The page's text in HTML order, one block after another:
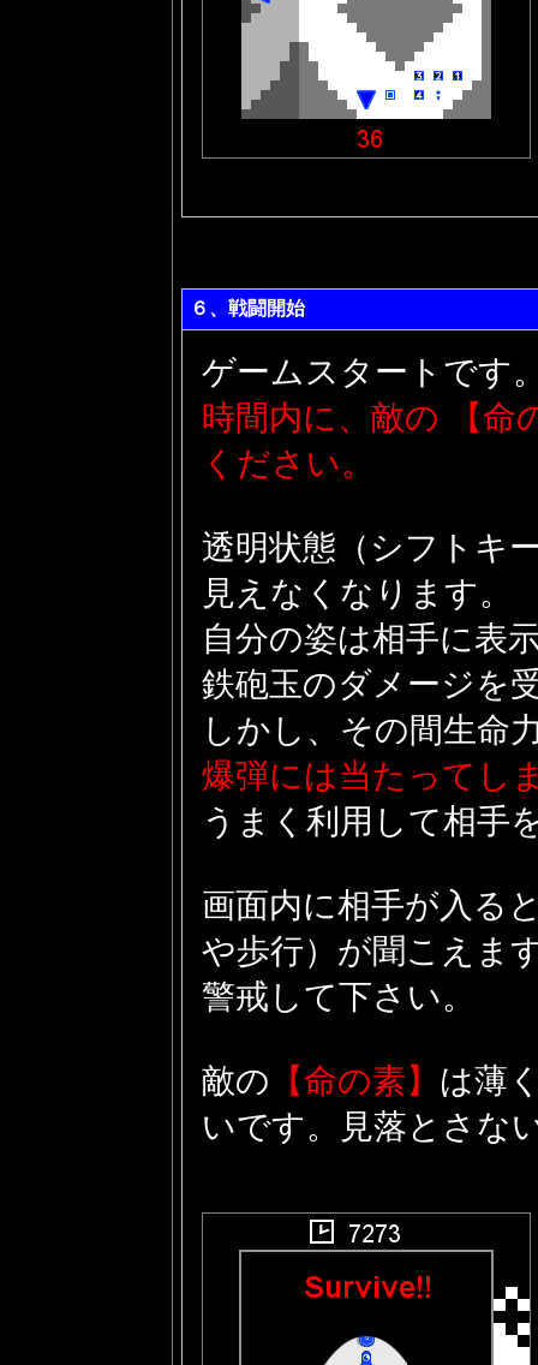
６、戦闘開始
ゲームスタートです
時間内に、敵の 【命
ください。
透明状態（シフトキ
見えなくなります。
自分の姿は相手に表
鉄砲玉のダメージを
しかし、その間生命
爆弾には当たってし
うまく利用して相手
画面内に相手が入る
や歩行）が聞こえま
警戒して下さい。
敵の 【命の素】 は薄
いです。見落とさな